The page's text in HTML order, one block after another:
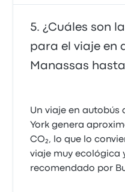
¿Cuáles son
para el viaje en
Manassas
Un viaje en autobús
York genera
CO₂, lo que lo
viaje muy ecológica
recomendado por